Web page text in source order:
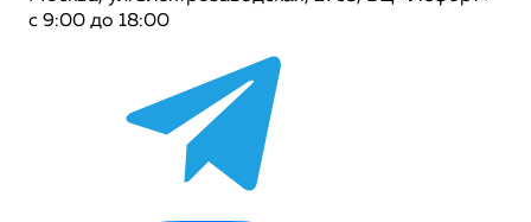
с 9:00 до 18:00